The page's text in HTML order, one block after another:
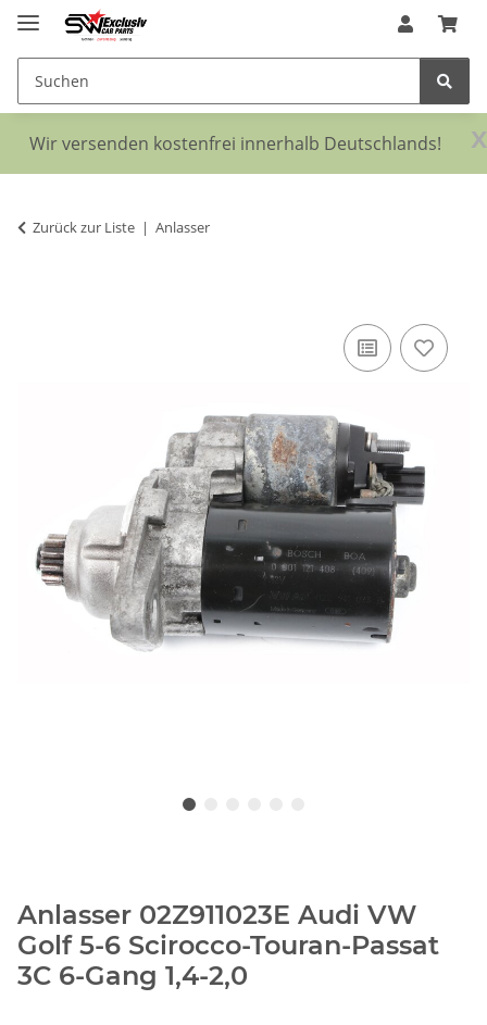
x
Wir versenden kostenfrei innerhalb Deutschlands!
Zurück zur Liste Anlasser
Anlasser 02Z911023E Audi VW
Golf 5-6 Scirocco-Touran-Passat
3C 6-Gang 1,4-2,0